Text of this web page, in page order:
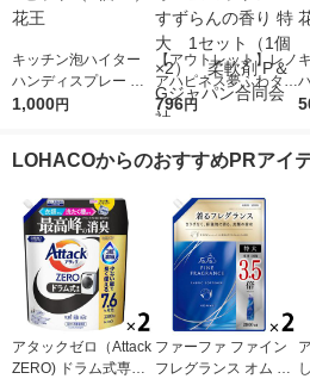
キッチン泡ハイター
ハンディスプレー 付
替用400mL 1セット
1,000円
【アウトレット】レノ
アハピネス夢ふわタッ
チウォームコットン＆
2） 柔軟剤 P＆Gジ
796円
LOHACOからのおすすめPRアイ
アタックゼロ（Attack
ZERO) ドラム式専用
ファーファ ファイン
フレグランス オム 詰